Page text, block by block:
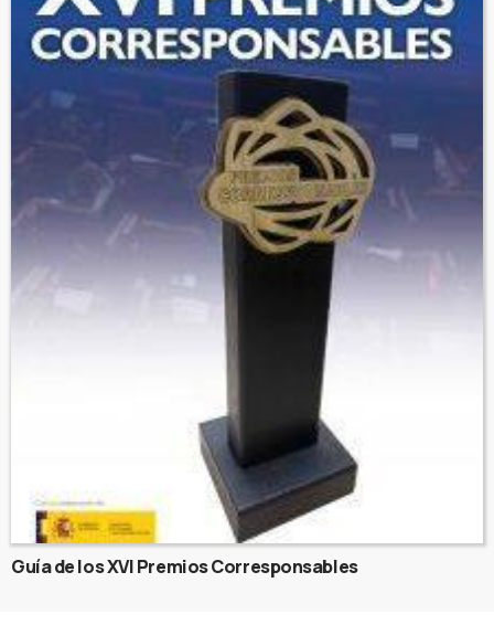
Guía de los XVI Premios Corresponsables